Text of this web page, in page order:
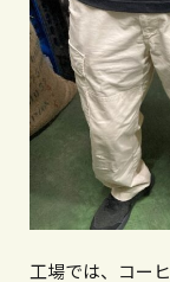
工場では、コー